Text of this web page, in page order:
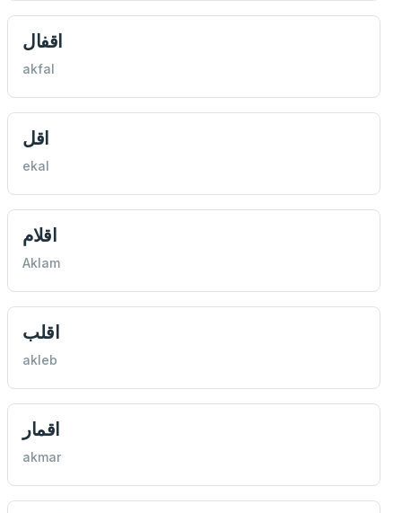
اقفال
akfal
اقل
ekal
اقلام
Aklam
اقلب
akleb
اقمار
akmar